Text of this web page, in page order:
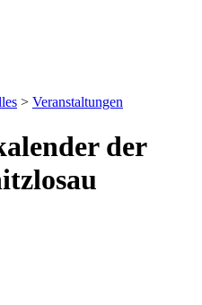
> Veranstaltungen
der